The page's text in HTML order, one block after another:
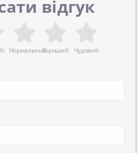
відгук
НормальнийХороший Чудовий